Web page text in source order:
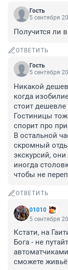
Гость
5 сентября
Получится ли
ОТВЕТИТЬ
Гость
5 сентября
Никакой
когда
стоит
Гостиницы
спорит про
В остальной
скромный
экскурсий,
иногда
чтобы не
ОТВЕТИТЬ
01010
5 сентября
Кстати, на
Бога - не
сможете